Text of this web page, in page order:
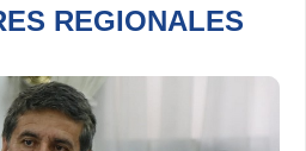
REGIONALES